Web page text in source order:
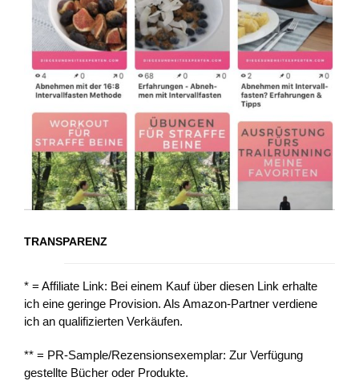
TRANSPARENZ
* = Affiliate Link: Bei einem Kauf über diesen Link erhalte
ich eine geringe Provision. Als Amazon-Partner verdiene
ich an qualifizierten Verkäufen.
** = PR-Sample/Rezensionsexemplar: Zur Verfügung
gestellte Bücher oder Produkte.